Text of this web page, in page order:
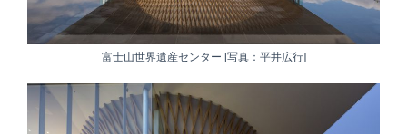
富士山世界遺産センター [写真：平井広行]